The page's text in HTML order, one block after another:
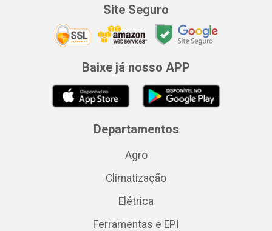
Site Seguro
Baixe já nosso APP
Departamentos
Agro
Climatização
Elétrica
Ferramentas e EPI